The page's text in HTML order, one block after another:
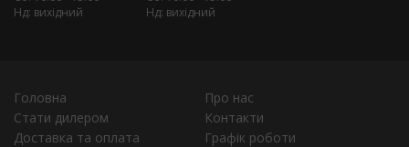
Нд: вихідний
Нд: вихідний
Головна
Про нас
Стати дилером
Контакти
Доставка та оплата
Графік роботи